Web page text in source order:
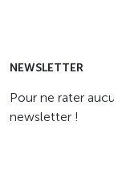
NEWSLETTER
Pour ne rater
newsletter !